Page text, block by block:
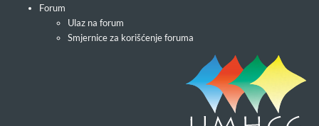
Forum
Ulaz na forum
Smjernice za korišćenje foruma